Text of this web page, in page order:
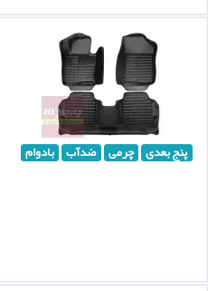
پنج بعدی چرمی ضدآب بادوام